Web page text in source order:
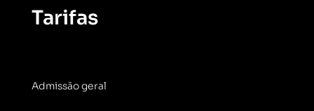
Tarifas
Admissão geral